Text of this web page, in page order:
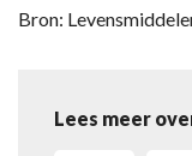
Bron:
Lees meer